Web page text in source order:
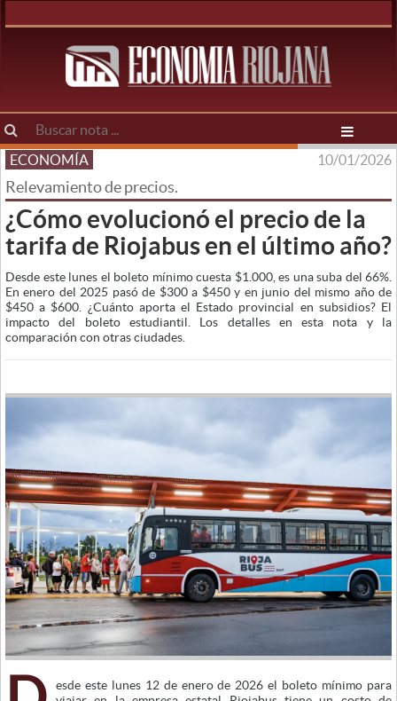
ECONOMÍA 10/01/2026
Relevamiento de precios.
¿Cómo evolucionó el precio de la
tarifa de Riojabus en el último año?
Desde este lunes el boleto mínimo cuesta $1.000, es una suba del 66%.
En enero del 2025 pasó de $300 a $450 y en junio del mismo año de
$450 a $600. ¿Cuánto aporta el Estado provincial en subsidios? El
impacto del boleto estudiantil. Los detalles en esta nota y la
comparación con otras ciudades.
esde este lunes 12 de enero de 2026 el boleto mínimo para